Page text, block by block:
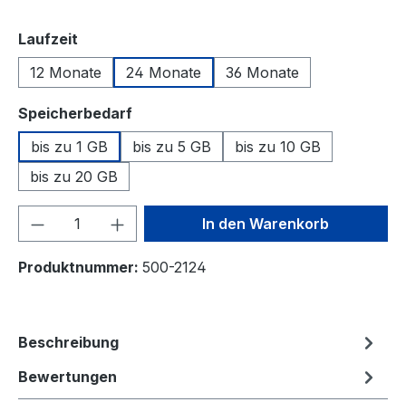
Laufzeit
12 Monate
24 Monate 36 Monate
Speicherbedarfauswählen
bis zu 1 GB
bis zu 5 GB
bis zu 10 GB
bis zu 20 GB
Produkt Anzahl: Gib denIn den Warenkorb
Produktnummer: 500-2124
Beschreibung
Bewertungen